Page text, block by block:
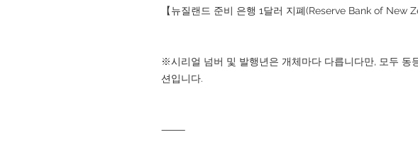
【뉴질랜드 준비 은행 1달러 지폐(Reserve Bank of New
※시리얼 넘버 및 발행년은 개체마다 다릅니다만, 모두 동
션입니다.
⸻